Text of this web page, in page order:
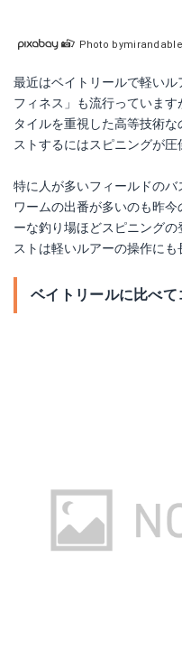
ダイワクレスト2500S
Photo
最近はベイトリールで軽い
フィネス」も流行っていま
タイルを重視した高等技術
ストするにはスピニングが圧
特に人が多いフィールドの
ワームの出番が多いのも昨
ーな釣り場ほどスピニング
ストは軽いルアーの操作にも
ベイトリールに比べ